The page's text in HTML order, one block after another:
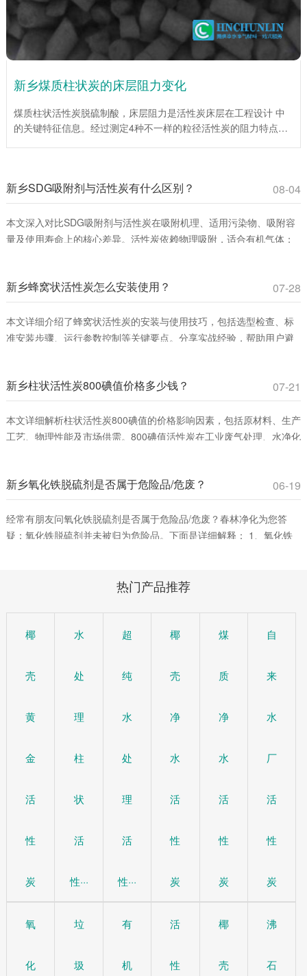
新乡煤质柱状炭的床层阻力变化
煤质柱状活性炭脱硫制酸，床层阻力是活性炭床层在工程设计 中
的关键特征信息。经过测定4种不一样的粒径活性炭的阻力特点，
力较小时对床层平均阻力系数影响很大。活性炭(1mm)床层平均阻
力系数伴随着床层高度的增加而增加，活性炭(4mm、6mm、
10mm)床层平均阻力系数伴随着床层高度的增大而下降。
新乡SDG吸附剂与活性炭有什么区别？ 08-04
本文深入对比SDG吸附剂与活性炭在吸附机理、适用污染物、吸附容
量及使用寿命上的核心差异。活性炭依赖物理吸附，适合有机气体；
新乡蜂窝状活性炭怎么安装使用？ 07-28
本文详细介绍了蜂窝状活性炭的安装与使用技巧，包括选型检查、标
准安装步骤、运行参数控制等关键要点。分享实战经验，帮助用户避
新乡柱状活性炭800碘值价格多少钱？ 07-21
本文详细解析柱状活性炭800碘值的价格影响因素，包括原材料、生产
工艺、物理性能及市场供需。800碘值活性炭在工业废气处理、水净化
新乡氧化铁脱硫剂是否属于危险品/危废？ 06-19
经常有朋友问氧化铁脱硫剂是否属于危险品/危废？春林净化为您答
疑：氧化铁脱硫剂并未被归为危险品。下面是详细解释： 1、氧化铁
含硫化合物化学吸附到脱硫催化剂小孔中，改变其化学组成从而净化
热门产品推荐
椰
壳
黄
金
活
性
炭
水
处
理
柱
状
活
性···
超
纯
水
处
理
活
性···
椰
壳
净
水
活
性
炭
煤
质
净
水
活
性
炭
自
来
水
厂
活
性
炭
氧
化
垃
圾
有
机
活
性
椰
壳
沸
石